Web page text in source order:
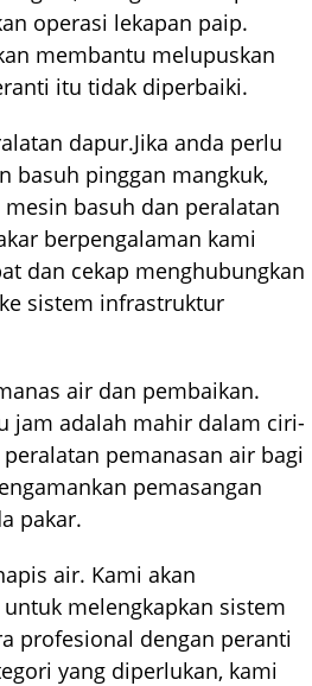
operasi lekapan paip.
membantu melupuskan
itu tidak diperbaiki.
dapur.Jika anda perlu
basuh pinggan mangkuk,
mesin basuh dan peralatan
berpengalaman kami
dan cekap menghubungkan
sistem infrastruktur
air dan pembaikan.
jam adalah mahir dalam ciri-
pemanasan air bagi
pemasangan
pakar.
air. Kami akan
melengkapkan sistem
profesional dengan peranti
yang diperlukan, kami